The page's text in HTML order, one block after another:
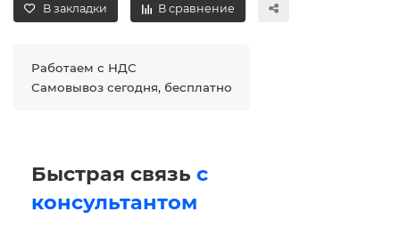
В закладки В сравнение
Работаем с НДС
Самовывоз сегодня, бесплатно
Быстрая связь с
консультантом